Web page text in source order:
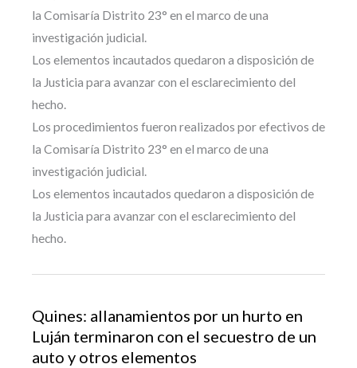
la Comisaría Distrito 23° en el marco de una
investigación judicial.
Los elementos incautados quedaron a disposición de
la Justicia para avanzar con el esclarecimiento del
hecho.
Los procedimientos fueron realizados por efectivos de
la Comisaría Distrito 23° en el marco de una
investigación judicial.
Los elementos incautados quedaron a disposición de
la Justicia para avanzar con el esclarecimiento del
hecho.
Quines: allanamientos por un hurto en
Luján terminaron con el secuestro de un
auto y otros elementos